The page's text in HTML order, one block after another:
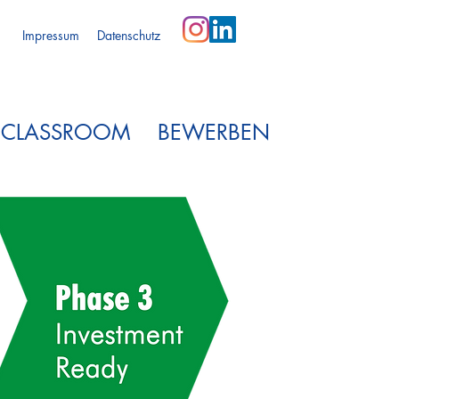
Impressum Datenschutz
CLASSROOM BEWERBEN